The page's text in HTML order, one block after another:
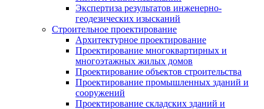
Экспертиза результатов инженерно-
геодезических изысканий
Строительное проектирование
Архитектурное проектирование
Проектирование многоквартирных и
многоэтажных жилых домов
Проектирование объектов строительства
Проектирование промышленных зданий и
сооружений
Проектирование складских зданий и